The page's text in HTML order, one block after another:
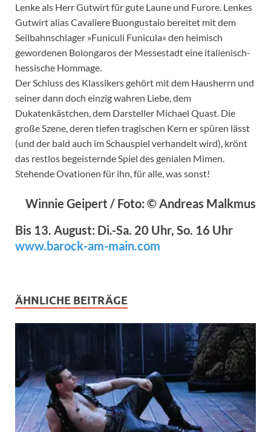
Lenke als Herr Gutwirt für gute Laune und Furore. Lenkes
Gutwirt alias Cavaliere Buongustaio bereitet mit dem
Seilbahnschlager »Funiculi Funicula« den heimisch
gewordenen Bolongaros der Messestadt eine italienisch-
hessische Hommage.
Der Schluss des Klassikers gehört mit dem Hausherrn und
seiner dann doch einzig wahren Liebe, dem
Dukatenkästchen, dem Darsteller Michael Quast. Die
große Szene, deren tiefen tragischen Kern er spüren lässt
(und der bald auch im Schauspiel verhandelt wird), krönt
das restlos begeisternde Spiel des genialen Mimen.
Stehende Ovationen für ihn, für alle, was sonst!
Winnie Geipert / Foto: © Andreas Malkmus
Bis 13. August: Di.-Sa. 20 Uhr, So. 16 Uhr
www.barock-am-main.com
ÄHNLICHE BEITRÄGE